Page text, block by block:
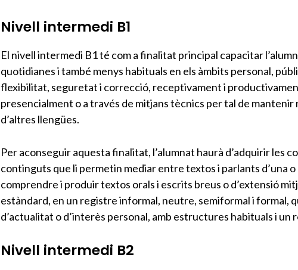
Nivell intermedi B1
El nivell intermedi B1 té com a finalitat principal capacitar
quotidianes i també menys habituals en els àmbits personal,
flexibilitat, seguretat i correcció, receptivament i
presencialment o a través de mitjans tècnics per tal de mantenir
d’altres llengües.
Per aconseguir aquesta finalitat, l’alumnat haurà d’adquirir les
continguts que li permetin mediar entre textos i parlants d’una
comprendre i produir textos orals i escrits breus o d’extensió
estàndard, en un registre informal, neutre, semiformal i formal,
d’actualitat o d’interès personal, amb estructures habituals i
Nivell intermedi B2